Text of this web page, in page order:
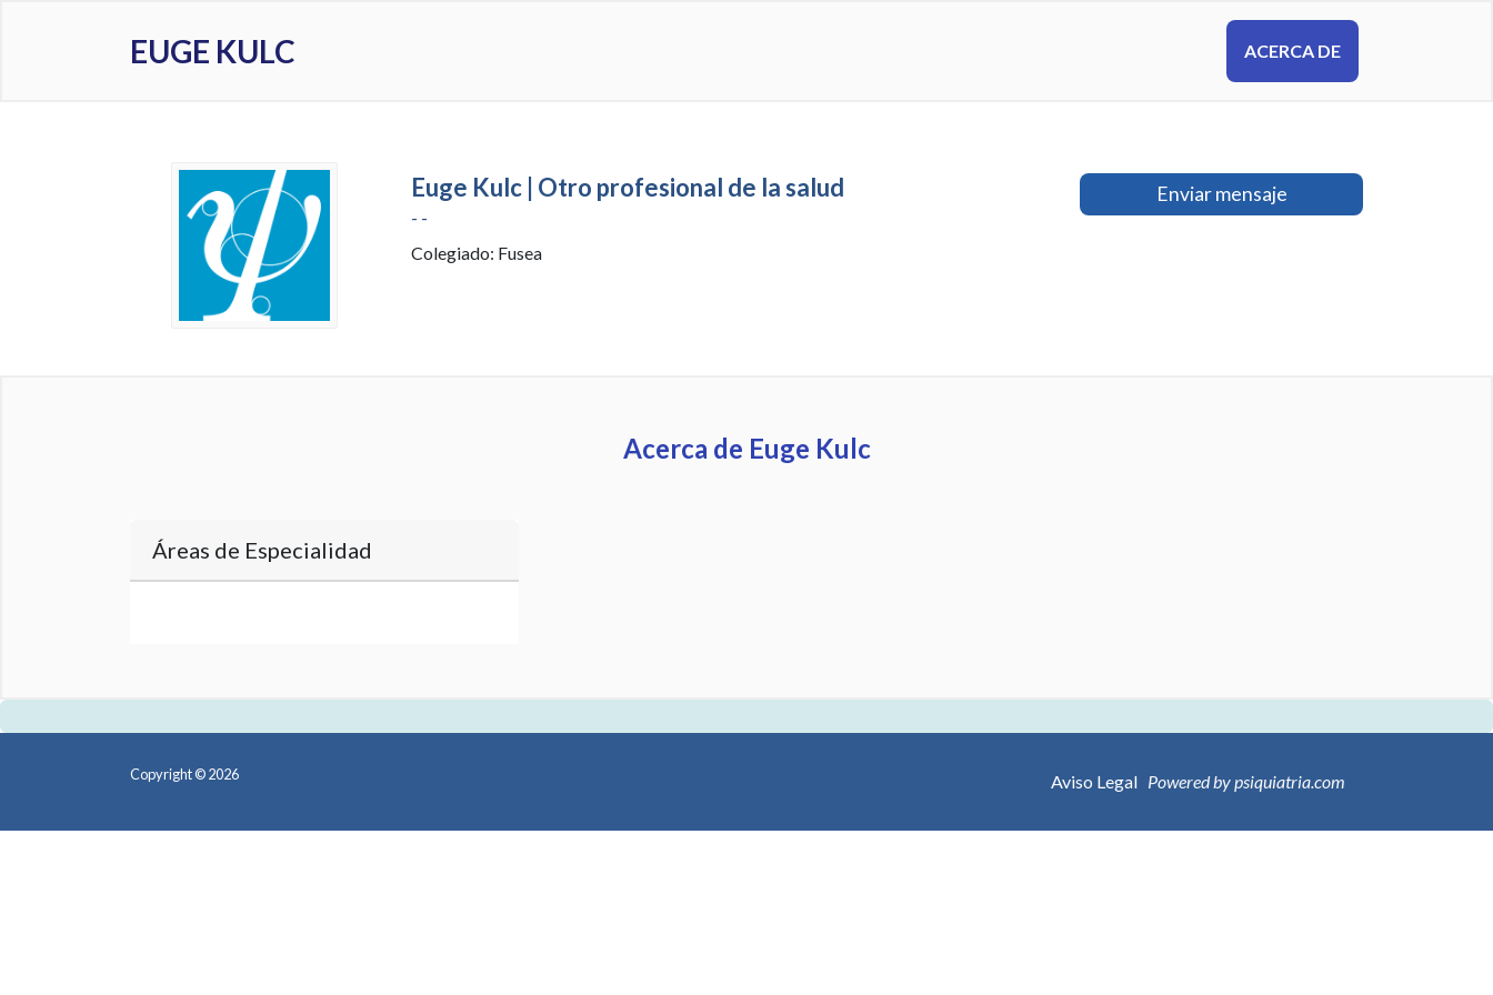
EUGE KULC ACERCA DE
Euge Kulc | Otro profesional de la salud
- -
Colegiado: Fusea
Enviar mensaje
Acerca de Euge Kulc
Áreas de Especialidad
Copyright © 2026 Aviso Legal Powered by psiquiatria.com